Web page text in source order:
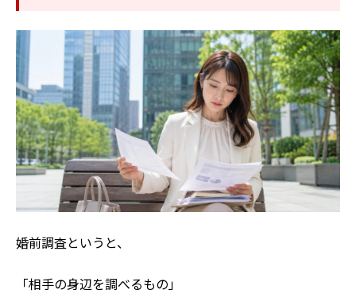
婚前調査というと、
「相手の身辺を調べるもの」